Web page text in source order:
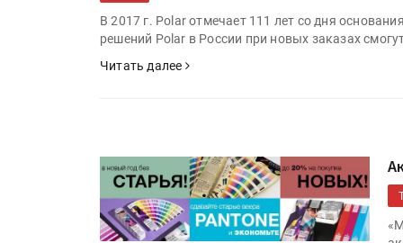
В 2017 г. Polar отмечает 111 лет со дня
решений Polar в России при новых заказах
Читать далее